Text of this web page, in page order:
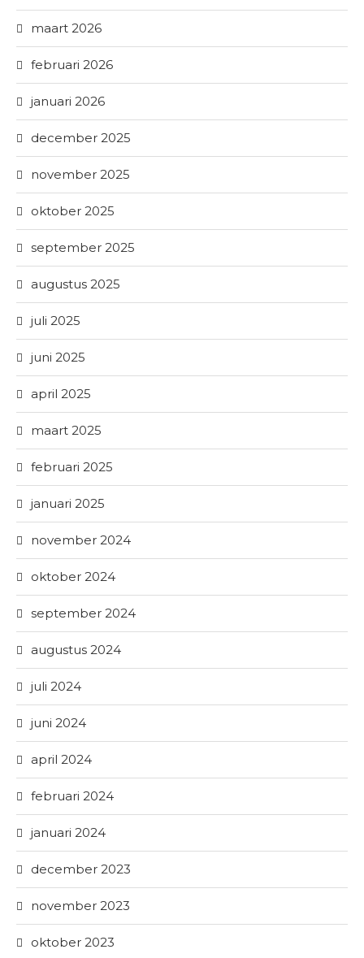
maart 2026
februari 2026
januari 2026
december 2025
november 2025
oktober 2025
september 2025
augustus 2025
juli 2025
juni 2025
april 2025
maart 2025
februari 2025
januari 2025
november 2024
oktober 2024
september 2024
augustus 2024
juli 2024
juni 2024
april 2024
februari 2024
januari 2024
december 2023
november 2023
oktober 2023